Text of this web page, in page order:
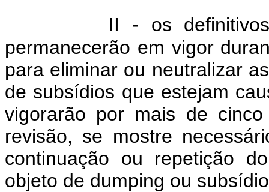
II - os
permanecerão em vigor
para eliminar ou neutralizar
de subsídios que estejam
vigorarão por mais de
revisão, se mostre
continuação ou repetição
objeto de dumping ou